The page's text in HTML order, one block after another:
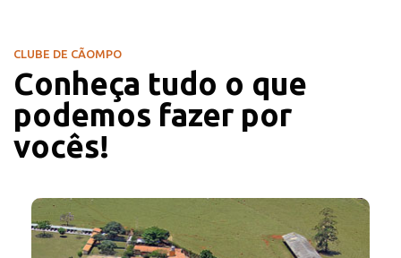
CLUBE DE CÃOMPO
Conheça tudo o que
podemos fazer por
vocês!